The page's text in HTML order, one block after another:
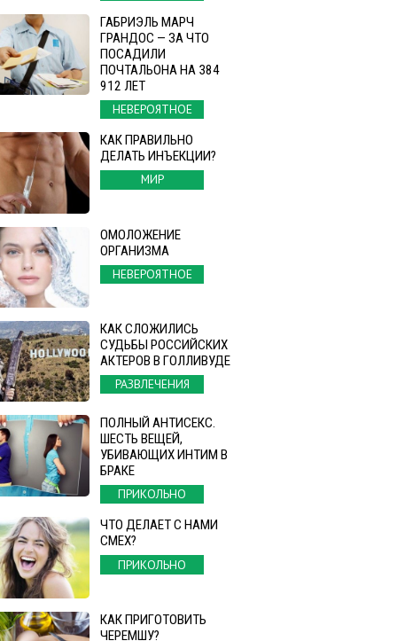
ГАБРИЭЛЬ МАРЧ
ГРАНДОС — ЗА ЧТО
ПОСАДИЛИ
ПОЧТАЛЬОНА НА 384
912 ЛЕТ
НЕВЕРОЯТНОЕ
КАК ПРАВИЛЬНО
ДЕЛАТЬ ИНЪЕКЦИИ?
МИР
ОМОЛОЖЕНИЕ
ОРГАНИЗМА
НЕВЕРОЯТНОЕ
КАК СЛОЖИЛИСЬ
СУДЬБЫ РОССИЙСКИХ
АКТЕРОВ В ГОЛЛИВУДЕ
РАЗВЛЕЧЕНИЯ
ПОЛНЫЙ АНТИСЕКС.
ШЕСТЬ ВЕЩЕЙ,
УБИВАЮЩИХ ИНТИМ В
БРАКЕ
ПРИКОЛЬНО
ЧТО ДЕЛАЕТ С НАМИ
СМЕХ?
ПРИКОЛЬНО
КАК ПРИГОТОВИТЬ
ЧЕРЕМШУ?